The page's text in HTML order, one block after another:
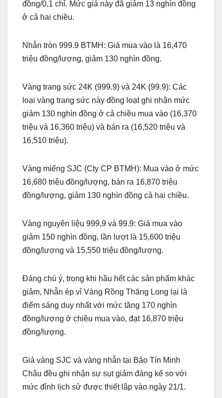
đồng/0,1 chỉ. Mức giá này đã giảm 13 nghìn đồng
ở cả hai chiều.
Nhẫn tròn 999.9 BTMH: Giá mua vào là 16,470
triệu đồng/lượng, giảm 130 nghìn đồng.
Vàng trang sức 24K (999.9) và 24K (99.9): Các
loại vàng trang sức này đồng loạt ghi nhận mức
giảm 130 nghìn đồng ở cả chiều mua vào (16,370
triệu và 16,360 triệu) và bán ra (16,520 triệu và
16,510 triệu).
Vàng miếng SJC (Cty CP BTMH): Mua vào ở mức
16,680 triệu đồng/lượng, bán ra 16,870 triệu
đồng/lượng, giảm 130 nghìn đồng cả hai chiều.
Vàng nguyên liệu 999,9 và 99.9: Giá mua vào
giảm 150 nghìn đồng, lần lượt là 15,600 triệu
đồng/lượng và 15,550 triệu đồng/lượng.
Đáng chú ý, trong khi hầu hết các sản phẩm khác
giảm, Nhẫn ép vỉ Vàng Rồng Thăng Long lại là
điểm sáng duy nhất với mức tăng 170 nghìn
đồng/lượng ở chiều mua vào, đạt 16,870 triệu
đồng/lượng.
Giá vàng SJC và vàng nhẫn tại Bảo Tín Minh
Châu đều ghi nhận sự sụt giảm đáng kể so với
mức đỉnh lịch sử được thiết lập vào ngày 21/1.